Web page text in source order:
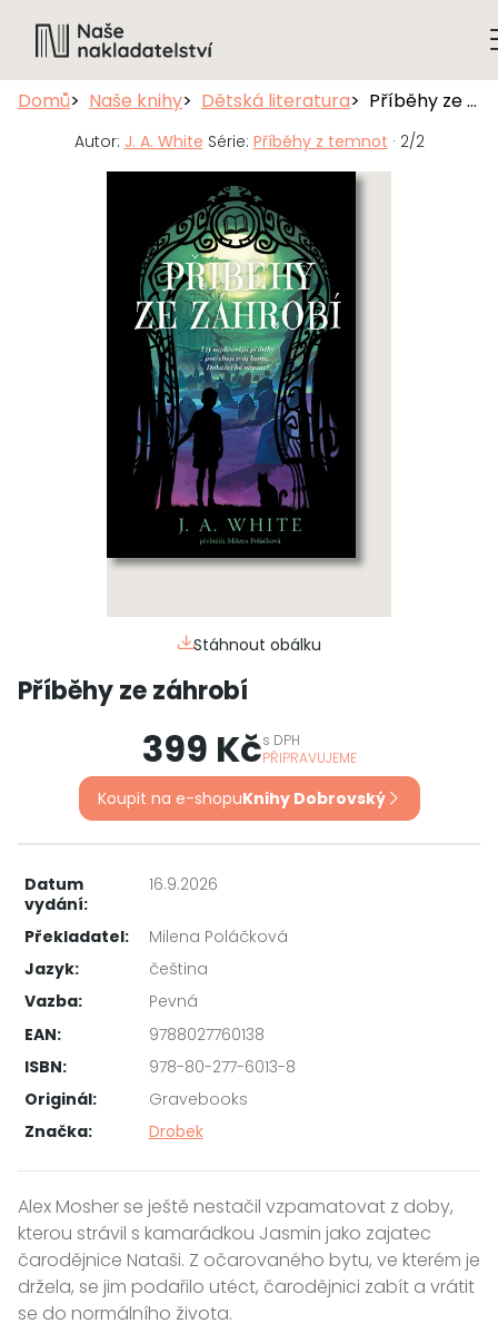
Domů Naše knihy Dětská literatura Příběhy ze záhrobí
Autor: J. A. White Série: Příběhy z temnot · 2/2
Stáhnout obálku
Příběhy ze záhrobí
399 Kčs DPH
PŘIPRAVUJEME
Koupit na e-shopuKnihy Dobrovský
Datum
vydání:
16.9.2026
Překladatel:
Milena Poláčková
Jazyk:
čeština
Vazba:
Pevná
EAN:
9788027760138
ISBN:
978-80-277-6013-8
Originál:
Gravebooks
Značka:
Drobek
Alex Mosher se ještě nestačil vzpamatovat z doby,
kterou strávil s kamarádkou Jasmin jako zajatec
čarodějnice Nataši. Z očarovaného bytu, ve kterém je
držela, se jim podařilo utéct, čarodějnici zabít a vrátit
se do normálního života.